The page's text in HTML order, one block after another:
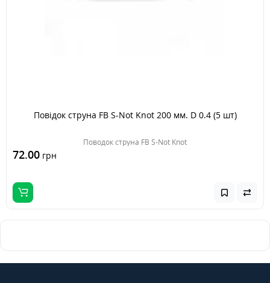
Повідок струна FB S-Not Knot 200 мм. D 0.4 (5 шт)
Поводок струна FB S-Not Knot
72.00 грн